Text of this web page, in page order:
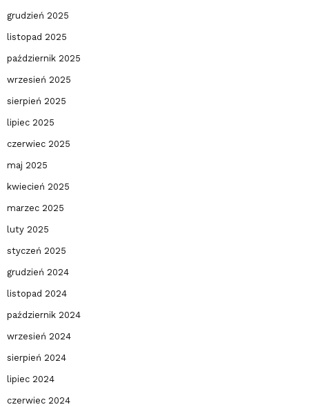
grudzień 2025
listopad 2025
październik 2025
wrzesień 2025
sierpień 2025
lipiec 2025
czerwiec 2025
maj 2025
kwiecień 2025
marzec 2025
luty 2025
styczeń 2025
grudzień 2024
listopad 2024
październik 2024
wrzesień 2024
sierpień 2024
lipiec 2024
czerwiec 2024